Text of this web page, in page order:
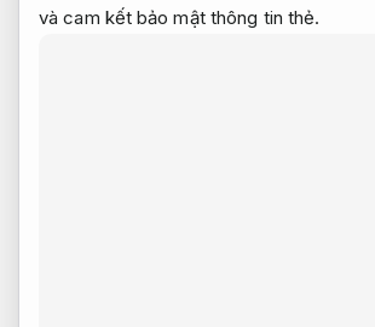
và cam kết bảo mật thông tin thẻ.